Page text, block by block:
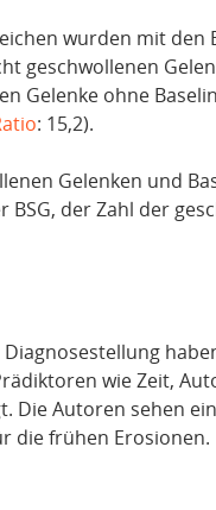
wurden mit den
geschwollenen
Gelenke ohne
: 15,2).
Gelenken und
der Zahl der
wie Zeit,
Die Autoren sehen
die frühen Erosionen.